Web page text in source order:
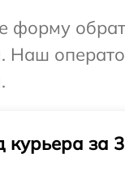
форму
Наш
курьера за